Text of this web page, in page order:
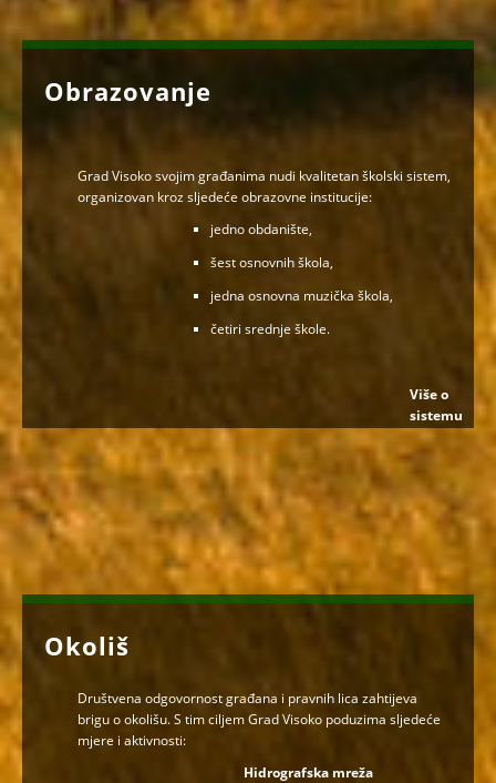
Obrazovanje
Grad Visoko svojim građanima nudi kvalitetan školski sistem,
organizovan kroz sljedeće obrazovne institucije:
jedno obdanište,
šest osnovnih škola,
jedna osnovna muzička škola,
četiri srednje škole.
Više o
sistemu
obrazovanja
Okoliš
Društvena odgovornost građana i pravnih lica zahtijeva
brigu o okolišu. S tim ciljem Grad Visoko poduzima sljedeće
mjere i aktivnosti:
Hidrografska mreža